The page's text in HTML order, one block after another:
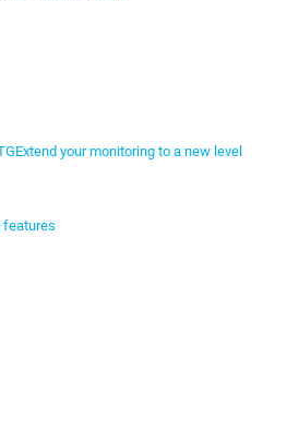
Extend your monitoring to a new level
features